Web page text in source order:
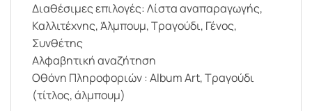
Διαθέσιμες επιλογές: Λίστα αναπαραγωγής,
Καλλιτέχνης, Άλμπουμ, Τραγούδι, Γένος,
Συνθέτης
Αλφαβητική αναζήτηση
Οθόνη Πληροφοριών : Album Art, Τραγούδι
(τίτλος, άλμπουμ)